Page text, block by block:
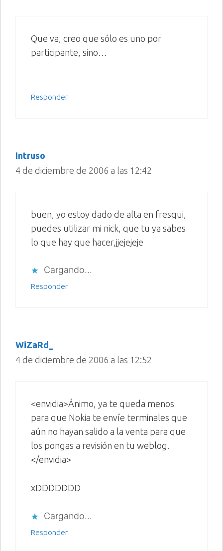
Que va, creo que sólo es uno por
participante, sino…
Responder
Intruso
4 de diciembre de 2006 a las 12:42
buen, yo estoy dado de alta en fresqui,
puedes utilizar mi nick, que tu ya sabes
lo que hay que hacer,jjejejeje
Cargando...
Responder
WiZaRd_
4 de diciembre de 2006 a las 12:52
<envidia>Ánimo, ya te queda menos
para que Nokia te envíe terminales que
aún no hayan salido a la venta para que
los pongas a revisión en tu weblog.
</envidia>
xDDDDDDD
Cargando...
Responder